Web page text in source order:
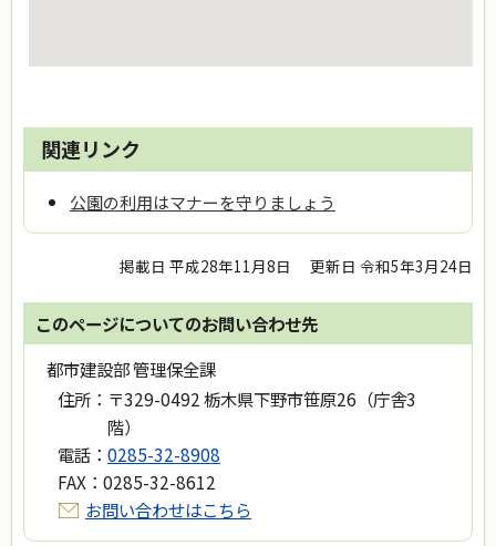
関連リンク
公園の利用はマナーを守りましょう
掲載日 平成28年11月8日 更新日 令和5年3月24日
このページについてのお問い合わせ先
都市建設部 管理保全課
住所： 〒329-0492 栃木県下野市笹原26（庁舎3
階）
電話： 0285-32-8908
FAX： 0285-32-8612
お問い合わせはこちら